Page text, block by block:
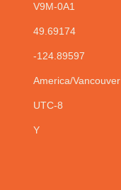
V9M-0A1
49.69174
-124.89597
America/Vancouver
UTC-8
Y